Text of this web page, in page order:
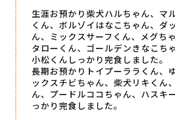
生涯お預かり柴犬ハルちゃん、マ
くん、ボルゾイはなこちゃん、ダ
ん、ミックスサーフくん、メグち
タローくん、ゴールデンきなこち
小松くんしっかり完食しました。
長期お預かりトイプーララくん、
ックスチビちゃん、柴犬リキくん
ん、プードルココちゃん、ハスキ
っかり完食しました。